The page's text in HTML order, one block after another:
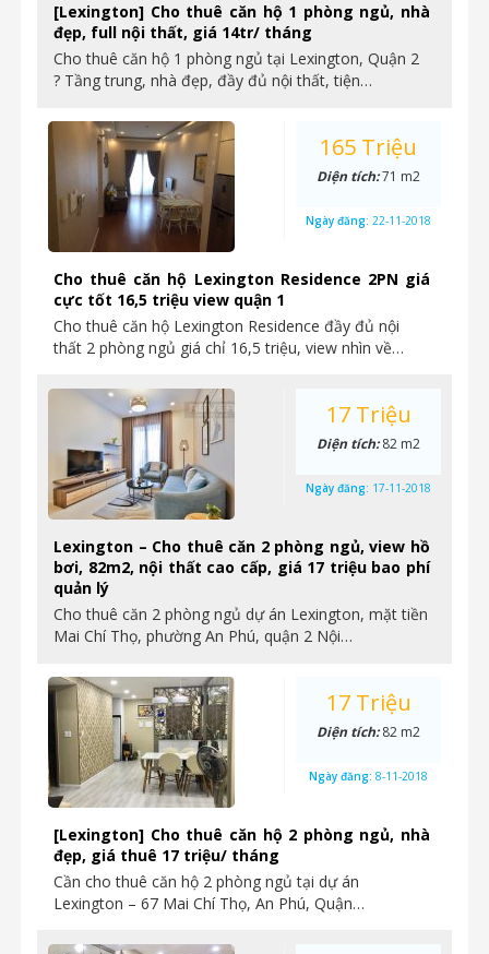
[Lexington] Cho thuê căn hộ 1 phòng ngủ, nhà
đẹp, full nội thất, giá 14tr/ tháng
Cho thuê căn hộ 1 phòng ngủ tại Lexington, Quận 2
? Tầng trung, nhà đẹp, đầy đủ nội thất, tiện…
Cho thuê căn hộ Lexington Residence 2PN giá
cực tốt 16,5 triệu view quận 1
Cho thuê căn hộ Lexington Residence đầy đủ nội
thất 2 phòng ngủ giá chỉ 16,5 triệu, view nhìn về…
165 Triệu
Diện tích:71 m2
Ngày đăng: 22-11-2018
Lexington – Cho thuê căn 2 phòng ngủ, view hồ
bơi, 82m2, nội thất cao cấp, giá 17 triệu bao phí
quản lý
Cho thuê căn 2 phòng ngủ dự án Lexington, mặt tiền
Mai Chí Thọ, phường An Phú, quận 2 Nội…
17 Triệu
Diện tích:82 m2
Ngày đăng: 17-11-2018
[Lexington] Cho thuê căn hộ 2 phòng ngủ, nhà
đẹp, giá thuê 17 triệu/ tháng
Cần cho thuê căn hộ 2 phòng ngủ tại dự án
Lexington – 67 Mai Chí Thọ, An Phú, Quận…
17 Triệu
Diện tích:82 m2
Ngày đăng: 8-11-2018